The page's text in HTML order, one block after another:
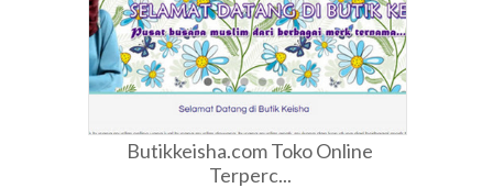
Butikkeisha.com Toko Online
Terperc...